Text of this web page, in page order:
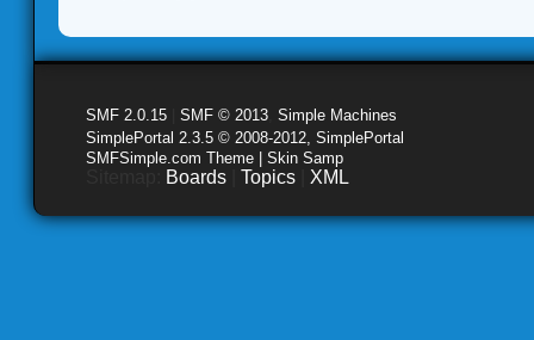
SMF 2.0.15 SMF © 2013 Simple Machines
SimplePortal 2.3.5 © 2008-2012, SimplePortal
SMFSimple.com Theme | Skin Samp
Boards Topics XML